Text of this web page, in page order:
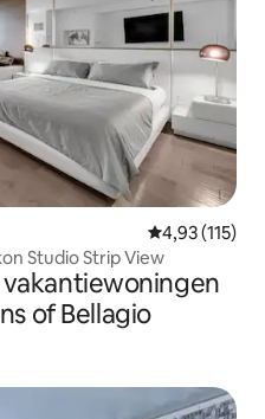
Gemiddelde
4,93 (115)
Studio Strip View
of Bellagio